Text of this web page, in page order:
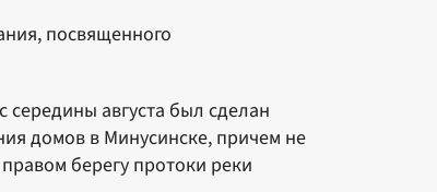
посвященного
середины августа был сделан
домов в Минусинске, причем не
берегу протоки реки